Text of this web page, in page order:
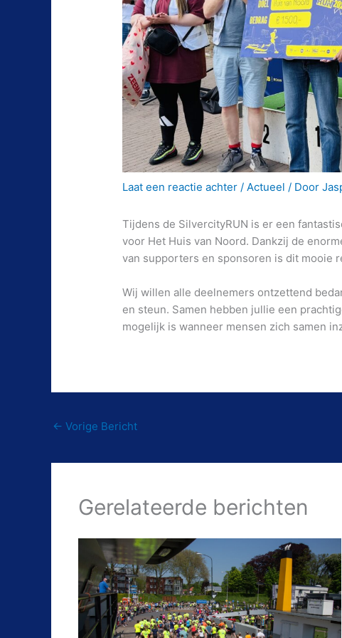
Laat een reactie achter /Actueel / Door
Tijdens de SilvercityRUN is er een
voor Het Huis van Noord. Dankzij de
van supporters en sponsoren is dit mooie
Wij willen alle deelnemers ontzettend
en steun. Samen hebben jullie een
mogelijk is wanneer mensen zich samen
← Vorige Bericht
Gerelateerde berichten